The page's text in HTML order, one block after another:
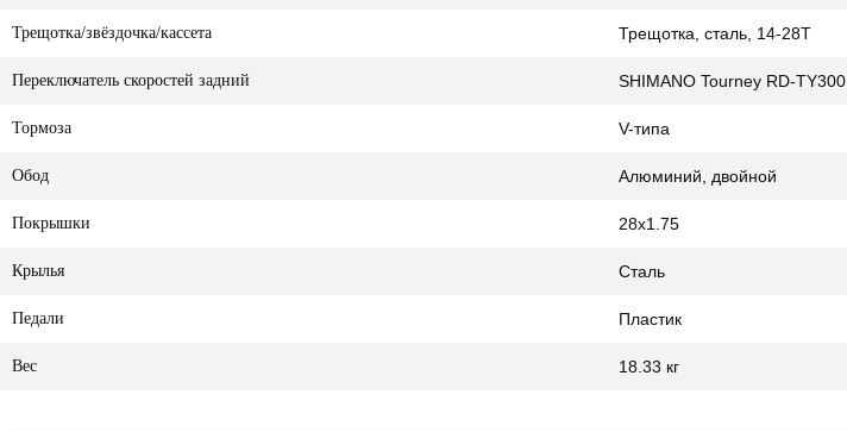
Трещотка/звёздочка/кассета Трещотка, сталь, 14-28Т
Переключатель скоростей задний SHIMANO Tourney RD-TY300
Тормоза V-типа
Обод Алюминий, двойной
Покрышки 28x1.75
Крылья Сталь
Педали Пластик
Вес 18.33 кг